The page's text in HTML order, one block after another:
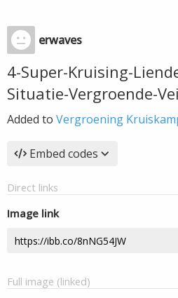
erwaves
4-Super-Kruising-
Situatie-Vergroende-
Added to Vergroening
Embed codes
Direct links
Image link
Full image (linked)